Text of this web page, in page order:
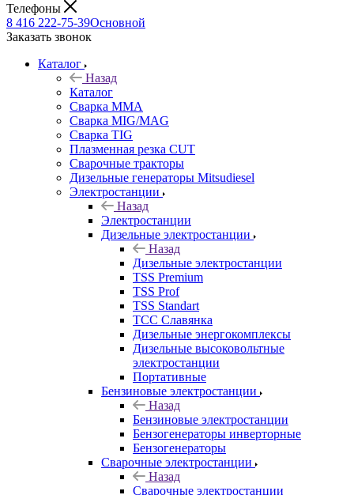
Телефоны
8 416 222-75-39Основной
Заказать звонок
Каталог
Назад
Каталог
Сварка MMA
Сварка MIG/MAG
Сварка TIG
Плазменная резка CUT
Сварочные тракторы
Дизельные генераторы Mitsudiesel
Электростанции
Назад
Электростанции
Дизельные электростанции
Назад
Дизельные электростанции
TSS Premium
TSS Prof
TSS Standart
ТСС Славянка
Дизельные энергокомплексы
Дизельные высоковольтные
электростанции
Портативные
Бензиновые электростанции
Назад
Бензиновые электростанции
Бензогенераторы инверторные
Бензогенераторы
Сварочные электростанции
Назад
Сварочные электростанции